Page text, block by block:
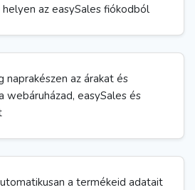
az easySales fiókodból
naprakészen az árakat és
webáruházad, easySales és
a termékeid adatait